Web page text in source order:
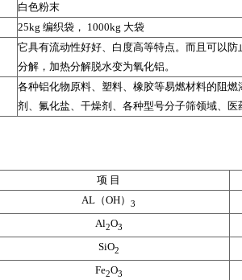
白色粉末
25kg 编织袋， 1000kg 大袋
它具有流动性好好、白度高等特点。而且可以
分解，加热分解脱水变为氧化铝。
各种铝化物原料、塑料、橡胶等易燃材料的阻
剂、氟化盐、干燥剂、各种型号分子筛领域、
项 目
AL（OH） 3
Al2O3
SiO2
Fe2O3